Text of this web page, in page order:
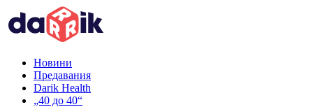
Новини
Предавания
Darik Health
„40 до 40“